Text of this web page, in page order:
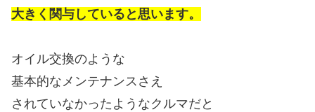
大きく関与していると思います。
オイル交換のような
基本的なメンテナンスさえ
されていなかったようなクルマだと